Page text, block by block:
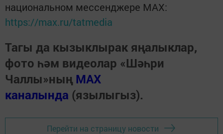
национальном мессенджере MАХ:
https://max.ru/tatmedia
Тагы да кызыклырак яңалыклар,
фото һәм видеолар «Шәһри
Чаллы»ның MAX
каналында (язылыгыз).
Перейти на страницу новости